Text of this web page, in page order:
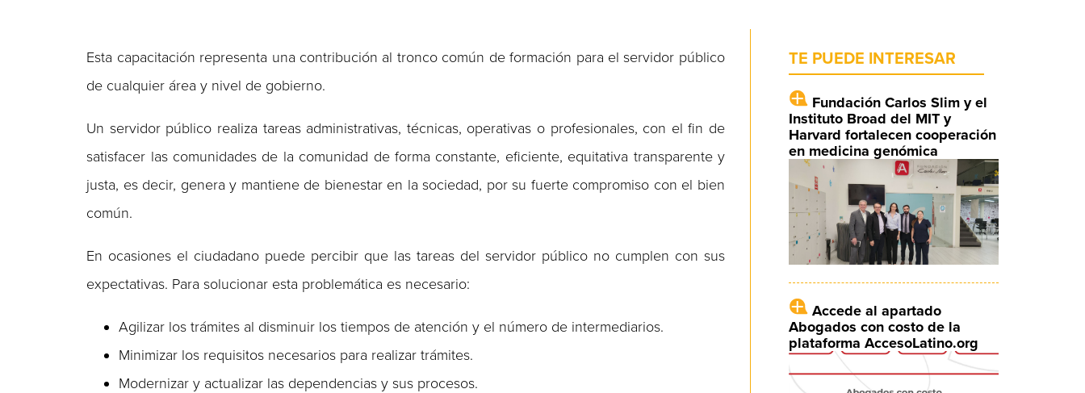
Esta capacitación representa una contribución al tronco común de formación para el servidor público
de cualquier área y nivel de gobierno.
Un servidor público realiza tareas administrativas, técnicas, operativas o profesionales, con el fin de
satisfacer las comunidades de la comunidad de forma constante, eficiente, equitativa transparente y
justa, es decir, genera y mantiene de bienestar en la sociedad, por su fuerte compromiso con el bien
común.
En ocasiones el ciudadano puede percibir que las tareas del servidor público no cumplen con sus
expectativas. Para solucionar esta problemática es necesario:
Agilizar los trámites al disminuir los tiempos de atención y el número de intermediarios.
Minimizar los requisitos necesarios para realizar trámites.
Modernizar y actualizar las dependencias y sus procesos.
TE PUEDE INTERESAR
Fundación Carlos Slim y el
Instituto Broad del MIT y
Harvard fortalecen cooperación
en medicina genómica
Accede al apartado
Abogados con costo de la
plataforma AccesoLatino.org